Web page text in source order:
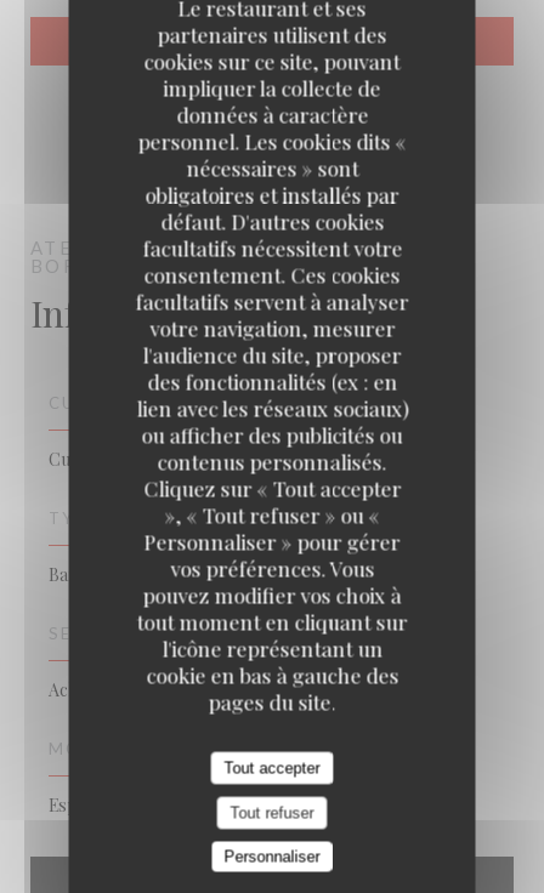
Le restaurant et ses
partenaires utilisent des
cookies sur ce site, pouvant
impliquer la collecte de
données à caractère
personnel. Les cookies dits «
nécessaires » sont
obligatoires et installés par
défaut. D'autres cookies
facultatifs nécessitent votre
consentement. Ces cookies
facultatifs servent à analyser
votre navigation, mesurer
l'audience du site, proposer
des fonctionnalités (ex : en
lien avec les réseaux sociaux)
ou afficher des publicités ou
contenus personnalisés.
Cliquez sur « Tout accepter
», « Tout refuser » ou «
Personnaliser » pour gérer
vos préférences. Vous
pouvez modifier vos choix à
tout moment en cliquant sur
l'icône représentant un
cookie en bas à gauche des
pages du site.
Tout accepter
Tout refuser
Personnaliser
ATELIER DES FAURESBAR RESTAURANT
BORDEAUX
Infos pratiques
CUISINE
Cuisine Créative, Cuisine Traditionnelle, Bistronomique
TYPE DE RESTAURANT
Bar Restaurant
SERVICES
Achat de vin, Vente à emporter
MOYENS DE PAIEMENT
Espèces, Carte Bleue